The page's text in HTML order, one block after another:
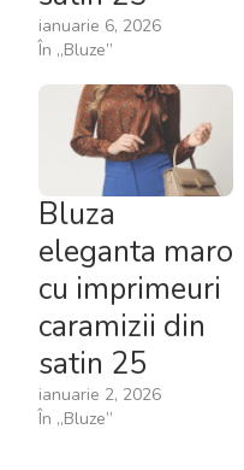
ianuarie 6, 2026
În „Bluze”
Bluza
eleganta maro
cu imprimeuri
caramizii din
satin 25
ianuarie 2, 2026
În „Bluze”